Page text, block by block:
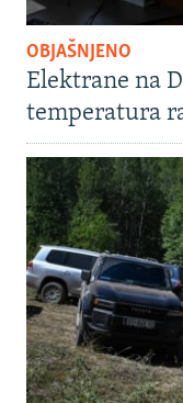
OBJAŠNJENO
Elektrane na
temperatura